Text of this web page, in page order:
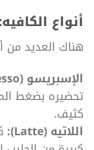
أنواع الكافيه:
هناك العديد من
الإسبريسو (Espresso):
تحضيره بضغط
كثيف.
اللاتيه (Latte):